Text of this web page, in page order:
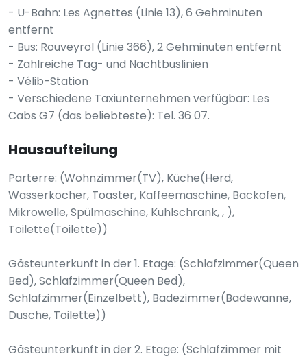
- U-Bahn: Les Agnettes (Linie 13), 6 Gehminuten
entfernt
- Bus: Rouveyrol (Linie 366), 2 Gehminuten entfernt
- Zahlreiche Tag- und Nachtbuslinien
- Vélib-Station
- Verschiedene Taxiunternehmen verfügbar: Les
Cabs G7 (das beliebteste): Tel. 36 07.
Hausaufteilung
Parterre: (Wohnzimmer(TV), Küche(Herd,
Wasserkocher, Toaster, Kaffeemaschine, Backofen,
Mikrowelle, Spülmaschine, Kühlschrank, , ),
Toilette(Toilette))
Gästeunterkunft in der 1. Etage: (Schlafzimmer(Queen
Bed), Schlafzimmer(Queen Bed),
Schlafzimmer(Einzelbett), Badezimmer(Badewanne,
Dusche, Toilette))
Gästeunterkunft in der 2. Etage: (Schlafzimmer mit